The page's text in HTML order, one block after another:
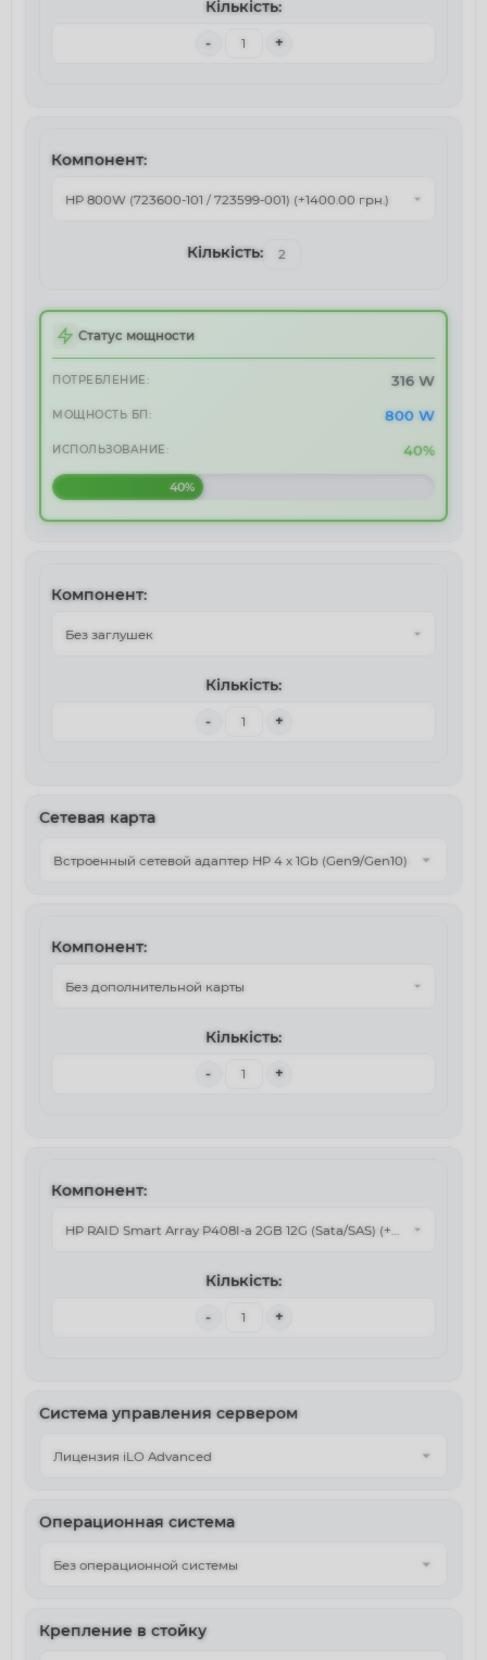
- +
Статус мощности
ПОТРЕБЛЕНИЕ: 316 W
МОЩНОСТЬ БП: 800 W
ИСПОЛЬЗОВАНИЕ: 40%
40%
- +
Сетевая карта
- +
- +
Система управления сервером
Операционная система
Крепление в стойку